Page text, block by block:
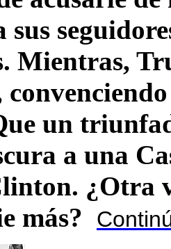
sus
Mientras,
un
a una
¿Otra
más?